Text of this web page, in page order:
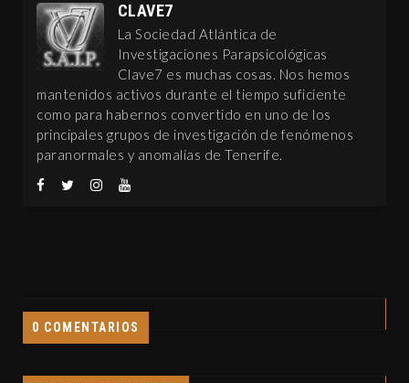
CLAVE7
La Sociedad Atlántica de
Investigaciones Parapsicológicas
Clave7 es muchas cosas. Nos hemos
mantenidos activos durante el tiempo suficiente
como para habernos convertido en uno de los
principales grupos de investigación de fenómenos
paranormales y anomalías de Tenerife.
0 COMENTARIOS